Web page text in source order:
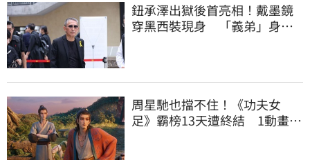
鈕承澤出獄後首亮相！戴墨鏡
穿黑西裝現身 「義弟」身分
周星馳也擋不住！《功夫女
足》霸榜13天遭終結 1動畫強